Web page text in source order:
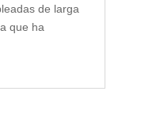
de larga
que ha